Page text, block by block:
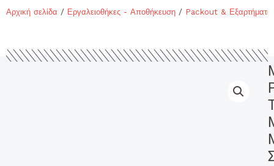
Αρχική σελίδα / Εργαλειοθήκες - Αποθήκευση / Packout & Εξαρτήματα